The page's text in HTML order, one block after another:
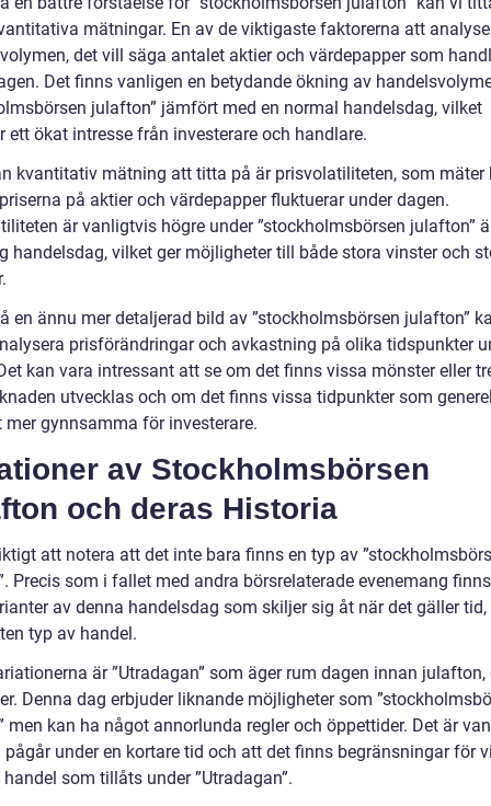
mätningar. En av de viktigaste faktorerna att
det vill säga antalet aktier och värdepapper som
Det finns vanligen en betydande ökning av
julafton” jämfört med en normal handelsdag, vilket
ett ökat intresse från investerare och handlare.
kvantitativ mätning att titta på är prisvolatiliteten, som mäter
på aktier och värdepapper fluktuerar under dagen.
är vanligtvis högre under ”stockholmsbörsen julafton”
handelsdag, vilket ger möjligheter till både stora vinster och
en ännu mer detaljerad bild av ”stockholmsbörsen julafton”
prisförändringar och avkastning på olika tidspunkter
kan vara intressant att se om det finns vissa mönster eller
utvecklas och om det finns vissa tidpunkter som
mer gynnsamma för investerare.
av Stockholmsbörsen
och deras Historia
att notera att det inte bara finns en typ av
Precis som i fallet med andra börsrelaterade evenemang
av denna handelsdag som skiljer sig åt när det gäller tid,
typ av handel.
är ”Utradagan” som äger rum dagen innan julafton,
Denna dag erbjuder liknande möjligheter som
men kan ha något annorlunda regler och öppettider. Det är
pågår under en kortare tid och att det finns begränsningar för
som tillåts under ”Utradagan”.